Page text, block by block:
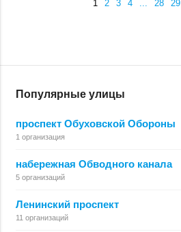
1 2 3 4 ... 28 29
Популярные улицы
проспект Обуховской Обороны
1 организация
набережная Обводного канала
5 организаций
Ленинский проспект
11 организаций